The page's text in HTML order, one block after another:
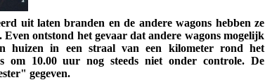
uit laten branden en de andere wagons hebben ze
ontstond het gevaar dat andere wagons mogelijk
huizen in een straal van een kilometer rond het
om 10.00 uur nog steeds niet onder controle. De
gegeven.